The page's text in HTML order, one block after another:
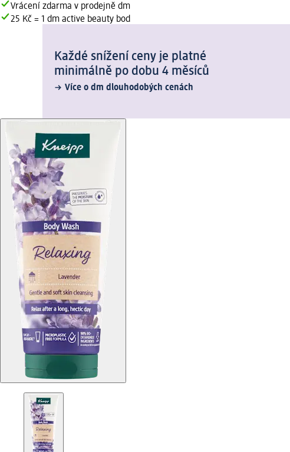
Vrácení zdarma v prodejně dm
25 Kč = 1 dm active beauty bod
Každé snížení ceny je platné
minimálně po dobu 4 měsíců
Více o dm dlouhodobých cenách